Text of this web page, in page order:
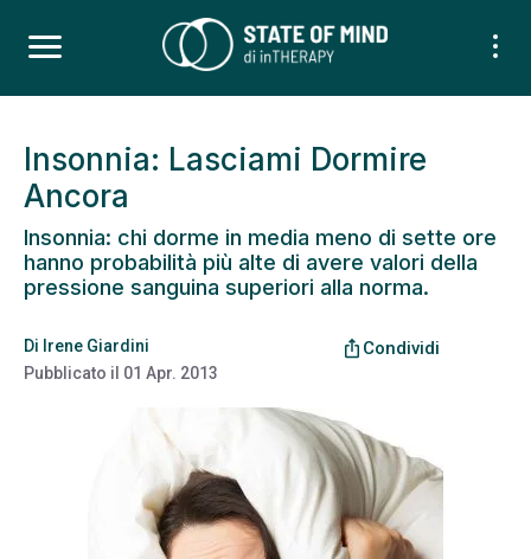
Insonnia: Lasciami Dormire
Ancora
Insonnia: chi dorme in media meno di sette ore
hanno probabilità più alte di avere valori della
pressione sanguina superiori alla norma.
Di Irene Giardini
Pubblicato il 01 Apr. 2013
ios_share Condividi